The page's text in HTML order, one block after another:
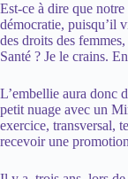
Est-ce à dire que
démocratie, puisqu’il
des droits des
Santé ? Je le crains.
L’embellie aura donc
petit nuage avec un
exercice, transversal,
recevoir une